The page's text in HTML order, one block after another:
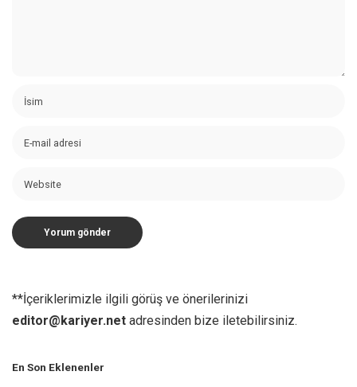
**İçeriklerimizle ilgili görüş ve önerilerinizi
editor@kariyer.net adresinden bize iletebilirsiniz.
En Son Eklenenler